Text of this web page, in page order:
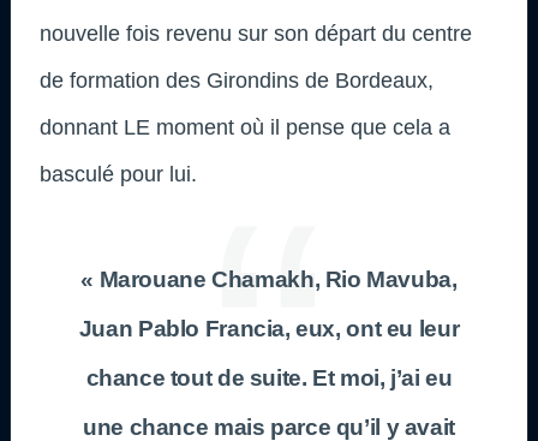
nouvelle fois revenu sur son départ du centre
de formation des Girondins de Bordeaux,
donnant LE moment où il pense que cela a
basculé pour lui.
« Marouane Chamakh, Rio Mavuba,
Juan Pablo Francia, eux, ont eu leur
chance tout de suite. Et moi, j’ai eu
une chance mais parce qu’il y avait